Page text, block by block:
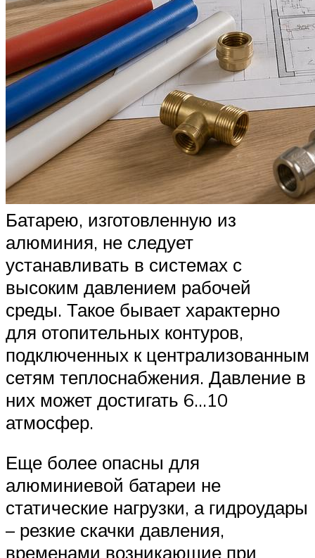
Батарею, изготовленную из
алюминия, не следует
устанавливать в системах с
высоким давлением рабочей
среды. Такое бывает характерно
для отопительных контуров,
подключенных к централизованным
сетям теплоснабжения. Давление в
них может достигать 6…10
атмосфер.
Еще более опасны для
алюминиевой батареи не
статические нагрузки, а гидроудары
– резкие скачки давления,
временами возникающие при